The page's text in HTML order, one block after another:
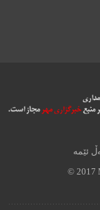
ئێمە
© 2017